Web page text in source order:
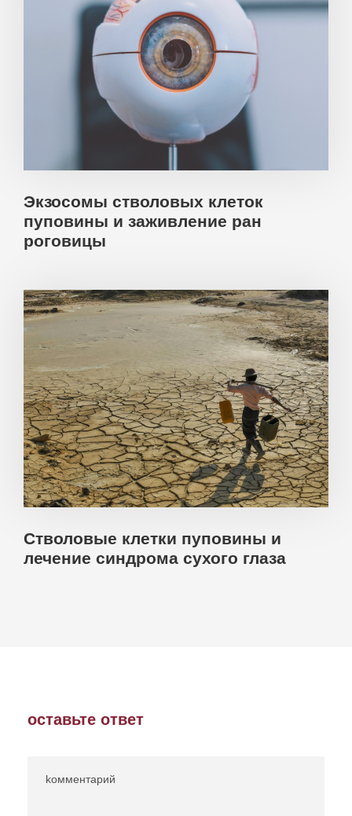
Экзосомы стволовых клеток
пуповины и заживление ран
роговицы
Стволовые клетки пуповины и
лечение синдрома сухого глаза
оставьте ответ